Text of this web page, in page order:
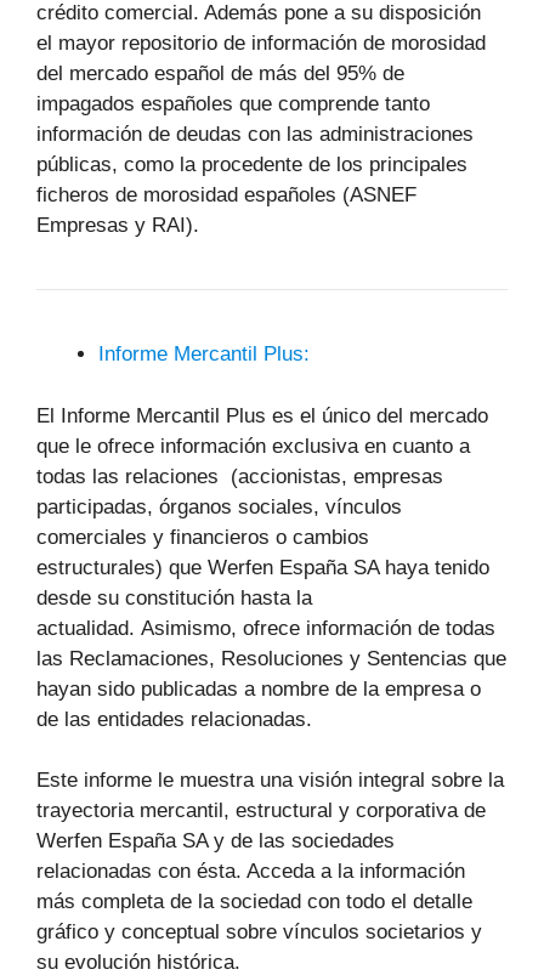
crédito comercial. Además pone a su disposición
el mayor repositorio de información de morosidad
del mercado español de más del 95% de
impagados españoles que comprende tanto
información de deudas con las administraciones
públicas, como la procedente de los principales
ficheros de morosidad españoles (ASNEF
Empresas y RAI).
Informe Mercantil Plus:
El Informe Mercantil Plus es el único del mercado
que le ofrece información exclusiva en cuanto a
todas las relaciones (accionistas, empresas
participadas, órganos sociales, vínculos
comerciales y financieros o cambios
estructurales) que Werfen España SA haya tenido
desde su constitución hasta la
actualidad. Asimismo, ofrece información de todas
las Reclamaciones, Resoluciones y Sentencias que
hayan sido publicadas a nombre de la empresa o
de las entidades relacionadas.
Este informe le muestra una visión integral sobre la
trayectoria mercantil, estructural y corporativa de
Werfen España SA y de las sociedades
relacionadas con ésta. Acceda a la información
más completa de la sociedad con todo el detalle
gráfico y conceptual sobre vínculos societarios y
su evolución histórica.